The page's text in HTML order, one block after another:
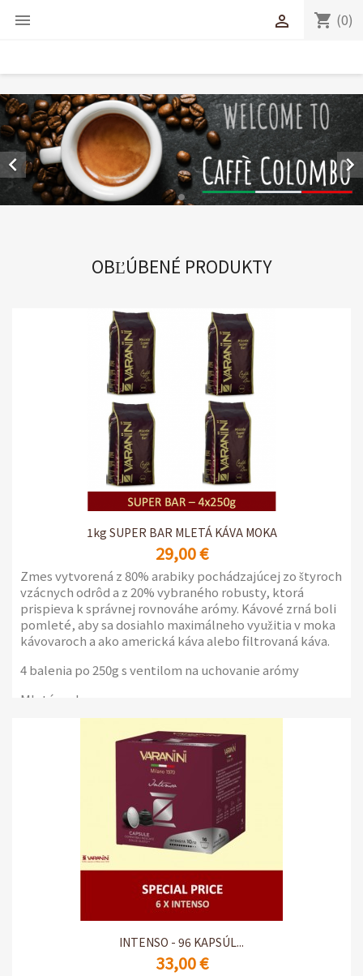
 shopping_cart (0)

 
OBĽÚBENÉ PRODUKTY
1kg SUPER BAR MLETÁ KÁVA MOKA
29,00 €
Zmes vytvorená z 80% arabiky pochádzajúcej zo štyroch
vzácnych odrôd a z 20% vybraného robusty, ktorá
prispieva k správnej rovnováhe arómy. Kávové zrná boli
pomleté, aby sa dosiahlo maximálneho využitia v moka
kávovaroch a ako americká káva alebo filtrovaná káva.
4 balenia po 250g s ventilom na uchovanie arómy
Mletá moka.
INTENSO - 96 KAPSÚL...
33,00 €